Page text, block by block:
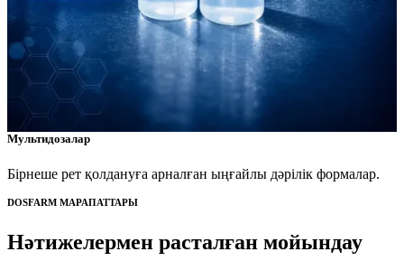
Мультидозалар
Бірнеше рет қолдануға арналған ыңғайлы дәрілік формалар.
DOSFARM МАРАПАТТАРЫ
Нәтижелермен расталған мойындау